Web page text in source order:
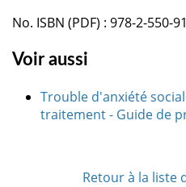
No. ISBN (PDF) : 978-2-550-
Voir aussi
Trouble d'anxiété
traitement - Guide de
Retour à la liste